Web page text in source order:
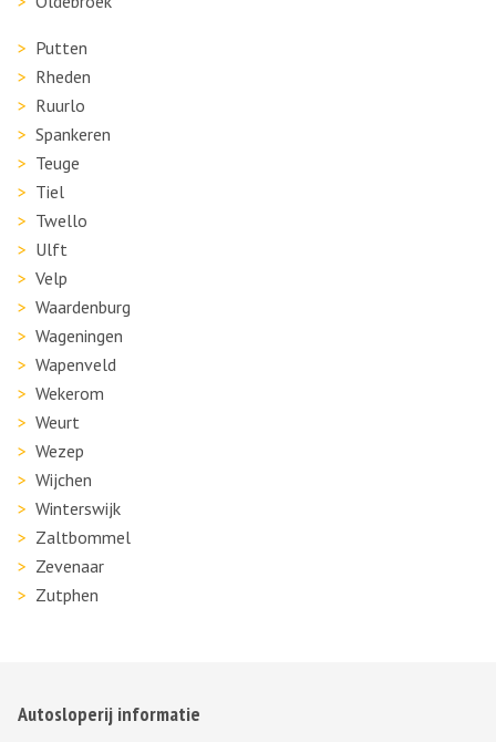
Putten
Rheden
Ruurlo
Spankeren
Teuge
Tiel
Twello
Ulft
Velp
Waardenburg
Wageningen
Wapenveld
Wekerom
Weurt
Wezep
Wijchen
Winterswijk
Zaltbommel
Zevenaar
Zutphen
Autosloperij informatie